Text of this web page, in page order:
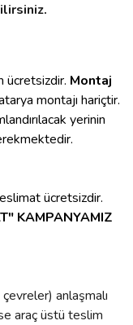
ücretsizdir. Montaj
montajı hariçtir.
yerinin
ücretsizdir.
KAMPANYAMIZ
anlaşmalı
araç üstü teslim